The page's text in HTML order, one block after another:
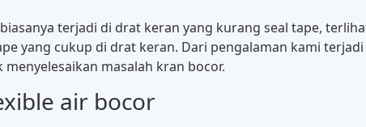
terjadi di drat keran yang kurang seal tape,
yang cukup di drat keran. Dari pengalaman kami
masalah kran bocor.
air bocor